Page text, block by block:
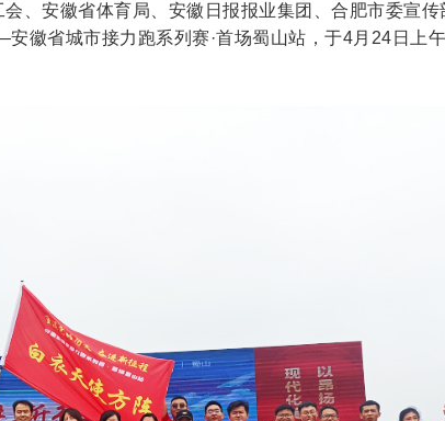
安徽省体育局、安徽日报报业集团、合肥市委宣传
徽省城市接力跑系列赛·首场蜀山站，于4月24日上